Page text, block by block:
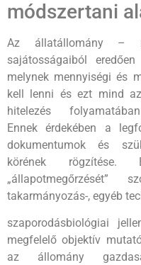
módszertani
Az állatállomány –
sajátosságaiból
melynek mennyiségi és
kell lenni és ezt mind
hitelezés
Ennek érdekében a
dokumentumok és
körének
„állapotmegőrzését”
takarmányozás-, egyéb
szaporodásbiológiai
megfelelő objektív
az állomány